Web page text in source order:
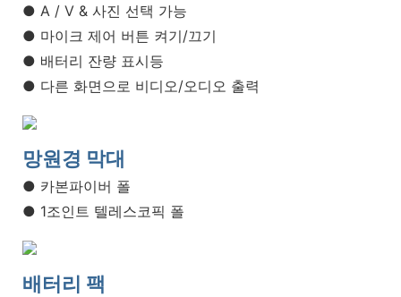
● A / V & 사진 선택 가능
● 마이크 제어 버튼 켜기/끄기
● 배터리 잔량 표시등
● 다른 화면으로 비디오/오디오 출력
망원경 막대
● 카본파이버 폴
● 1조인트 텔레스코픽 폴
배터리 팩